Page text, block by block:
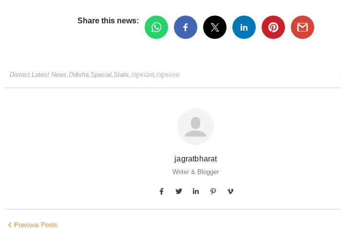
Share this news:
District Latest News Odisha Special State ଅନୁଗୋଳ, ଅନୁଗୋଳ
jagratbharat
Writer & Blogger
Previous Posts